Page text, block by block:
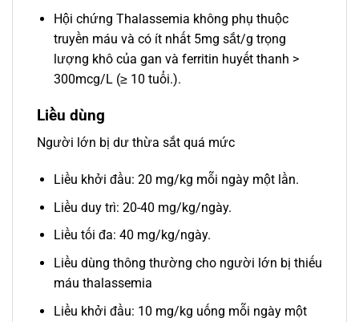
Hội chứng Thalassemia không phụ thuộc
truyền máu và có ít nhất 5mg sắt/g trọng
lượng khô của gan và ferritin huyết thanh >
300mcg/L (≥ 10 tuổi.).
Liều dùng
Người lớn bị dư thừa sắt quá mức
Liều khởi đầu: 20 mg/kg mỗi ngày một lần.
Liều duy trì: 20-40 mg/kg/ngày.
Liều tối đa: 40 mg/kg/ngày.
Liều dùng thông thường cho người lớn bị thiếu
máu thalassemia
Liều khởi đầu: 10 mg/kg uống mỗi ngày một